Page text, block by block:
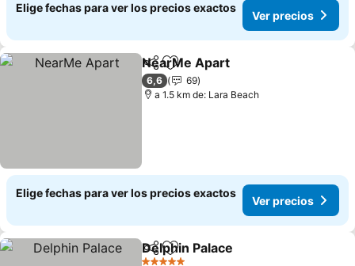
Elige fechas para ver los precios exactos
Ver precios
CompartirAgregar a favoritos
NearMe Apart
6,6
69
a 1.5 km de: Lara Beach
Elige fechas para ver los precios exactos
Ver precios
CompartirAgregar a favoritos
Delphin Palace